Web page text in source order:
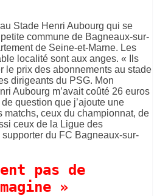
Stade Henri Aubourg qui se
commune de Bagneaux-sur-
de Seine-et-Marne. Les
localité sont aux anges. « Ils
le prix des abonnements au stade
dirigeants du PSG. Mon
Aubourg m’avait coûté 26 euros
question que j’ajoute une
matchs, ceux du championnat, de
ceux de la Ligue des
du FC Bagneaux-sur-
pas de
»